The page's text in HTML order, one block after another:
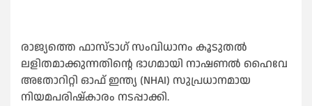
രാജ്യത്തെ ഫാസ്ടാഗ് സംവിധാനം കൂടുതല്‍
ലളിതമാക്കുന്നതിന്റെ ഭാഗമായി നാഷണല്‍ ഹൈവേ
അതോറിറ്റി ഓഫ് ഇന്ത്യ (NHAI) സുപ്രധാനമായ
നിയമപരിഷ്‌കാരം നടപ്പാക്കി.